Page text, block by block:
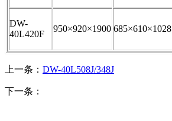
DW-
40L420F
950×920×1900 685×610×1028
上一条： DW-40L508J/348J
下一条：